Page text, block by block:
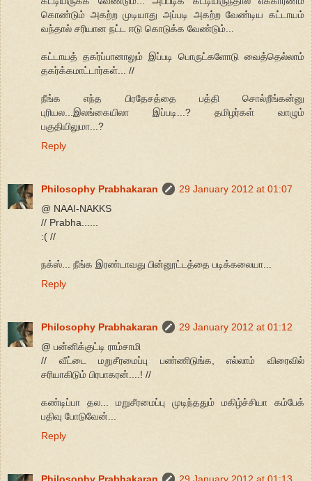
கொண்டும் அகற்ற முடியாது அப்படி அகற்ற வேண்டிய கட்டாயம்
வந்தால் சரியான நட்ட ஈடு கொடுக்க வேண்டும்...
கட்டாயத் தகர்ப்பானாலும் இப்படி பொருட்களோடு வைத்தெல்லாம்
தகர்க்கமாட்டார்கள்... //
நீங்க எந்த பிரதேசத்தை பத்தி சொல்றீங்கன்னு
புரியல...இலங்கையிலா இப்படி...? தமிழர்கள் வாழும்
பகுதியிலுமா...?
Reply
Philosophy Prabhakaran
29 January 2012 at 01:07
@ NAAI-NAKKS
// Prabha......
:( //
நக்ஸ்... நீங்க இரண்டாவது பின்னூட்டத்தை படிக்கலையா...
Reply
Philosophy Prabhakaran
29 January 2012 at 01:12
@ பன்னிக்குட்டி ராம்சாமி
// வீட்டை மறுசீரமைப்பு பண்ணிடுங்க, எல்லாம் விரைவில்
சரியாகிடும் பிரபாகரன்....! //
கண்டிப்பா தல... மறுசீரமைப்பு முடிந்ததும் மகிழ்ச்சியா கம்பேக்
பதிவு போடுவேன்...
Reply